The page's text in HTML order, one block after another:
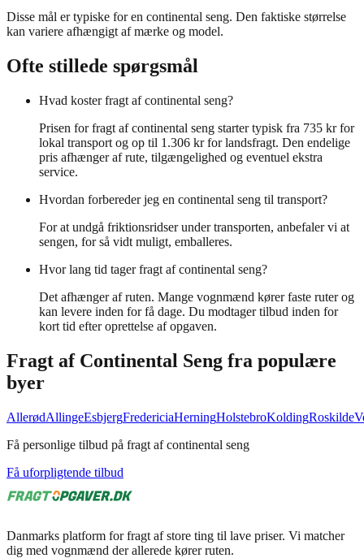
Disse mål er typiske for en continental seng. Den faktiske størrelse
kan variere afhængigt af mærke og model.
Ofte stillede spørgsmål
Hvad koster fragt af continental seng?
Prisen for fragt af continental seng starter typisk fra 735 kr for
lokal transport og op til 1.306 kr for landsfragt. Den endelige
pris afhænger af rute, tilgængelighed og eventuel ekstra
service.
Hvordan forbereder jeg en continental seng til transport?
For at undgå friktionsridser under transporten, anbefaler vi at
sengen, for så vidt muligt, emballeres.
Hvor lang tid tager fragt af continental seng?
Det afhænger af ruten. Mange vognmænd kører faste ruter og
kan levere inden for få dage. Du modtager tilbud inden for
kort tid efter oprettelse af opgaven.
Fragt af Continental Seng fra populære
byer
AllerødAllingeEsbjergFredericiaHerningHolstebroKoldingRoskilde
Få personlige tilbud på fragt af continental seng
Få uforpligtende tilbud
Danmarks platform for fragt af store ting til lave priser. Vi matcher
dig med vognmænd der allerede kører ruten.